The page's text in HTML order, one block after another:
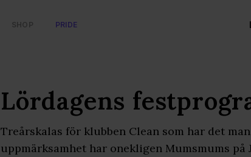
SHOP PRIDE
Lördagens
Treårskalas för klubben Clean som har det
uppmärksamhet har onekligen Mumsmums på